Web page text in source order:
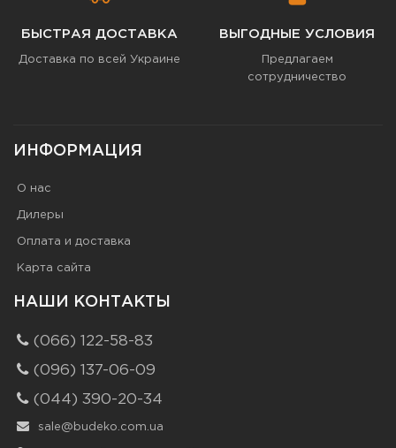
БЫСТРАЯ ДОСТАВКА
Доставка по всей Украине
ВЫГОДНЫЕ УСЛОВИЯ
Предлагаем
сотрудничество
ИНФОРМАЦИЯ
О нас
Дилеры
Оплата и доставка
Карта сайта
НАШИ КОНТАКТЫ
(066) 122-58-83
(096) 137-06-09
(044) 390-20-34
sale@budeko.com.ua